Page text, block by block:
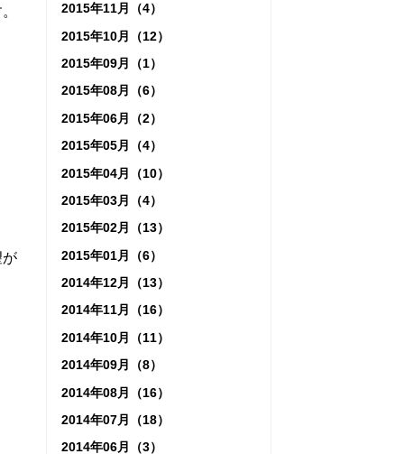
が
2015年11月（4）
2015年10月（12）
2015年09月（1）
2015年08月（6）
2015年06月（2）
2015年05月（4）
2015年04月（10）
2015年03月（4）
2015年02月（13）
2015年01月（6）
2014年12月（13）
2014年11月（16）
2014年10月（11）
2014年09月（8）
2014年08月（16）
2014年07月（18）
2014年06月（3）